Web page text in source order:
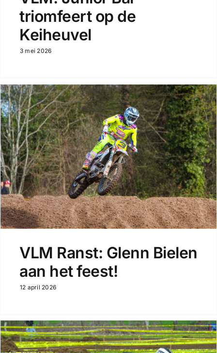
triomfeert op de
Keiheuvel
3 mei 2026
VLM Ranst: Glenn Bielen
aan het feest!
12 april 2026